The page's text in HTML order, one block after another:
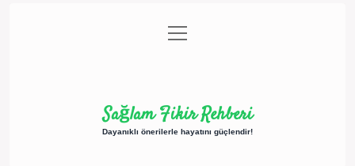
Gizlilik Politikası
menüyü
aç
Sağlam Fikir Rehberi
Dayanıklı önerilerle hayatını güçlendir!